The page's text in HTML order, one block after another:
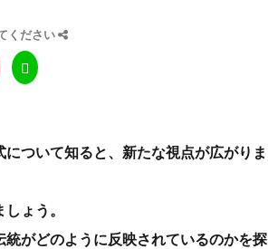
ください
ついて知ると、新たな視点が広がりま
ょう。
がどのように反映されているのかを探